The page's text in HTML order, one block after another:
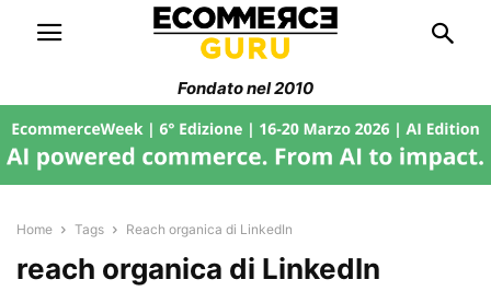
Fondato nel 2010
Home Tags Reach organica di LinkedIn
reach organica di LinkedIn